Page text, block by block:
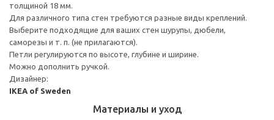
толщиной 18 мм.
Для различного типа стен требуются разные виды креплений.
Выберите подходящие для ваших стен шурупы, дюбели,
саморезы и т. п. (не прилагаются).
Петли регулируются по высоте, глубине и ширине.
Можно дополнить ручкой.
Дизайнер:
IKEA of Sweden
Материалы и уход